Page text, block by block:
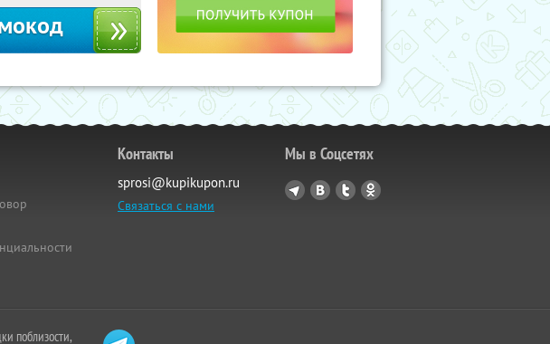
Контакты
sprosi@kupikupon.ru
Связаться с нами
Мы в Соцсетях
поблизости,